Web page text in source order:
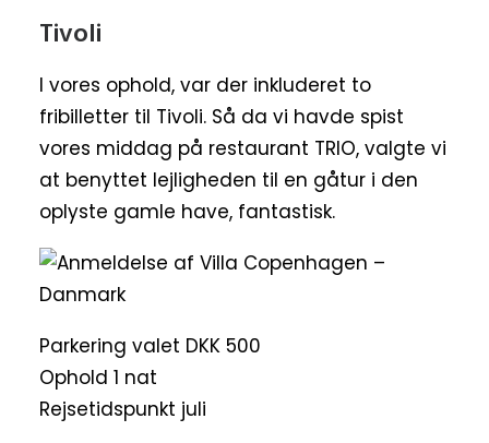
Tivoli
I vores ophold, var der inkluderet to
fribilletter til Tivoli. Så da vi havde spist
vores middag på restaurant TRIO, valgte vi
at benyttet lejligheden til en gåtur i den
oplyste gamle have, fantastisk.
Parkering valet DKK 500
Ophold 1 nat
Rejsetidspunkt juli